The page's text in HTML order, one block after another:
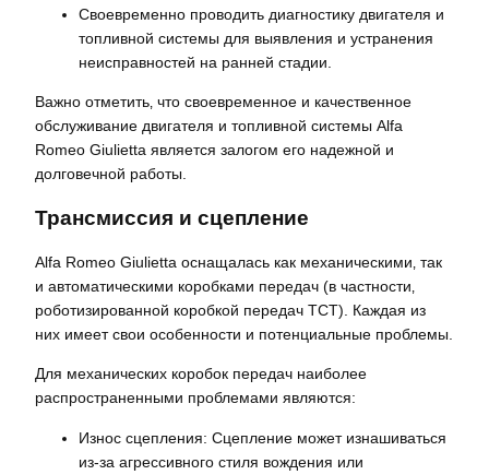
Своевременно проводить диагностику двигателя и
топливной системы для выявления и устранения
неисправностей на ранней стадии.
Важно отметить‚ что своевременное и качественное
обслуживание двигателя и топливной системы Alfa
Romeo Giulietta является залогом его надежной и
долговечной работы.
Трансмиссия и сцепление
Alfa Romeo Giulietta оснащалась как механическими‚ так
и автоматическими коробками передач (в частности‚
роботизированной коробкой передач TCT). Каждая из
них имеет свои особенности и потенциальные проблемы.
Для механических коробок передач наиболее
распространенными проблемами являются:
Износ сцепления: Сцепление может изнашиваться
из-за агрессивного стиля вождения или